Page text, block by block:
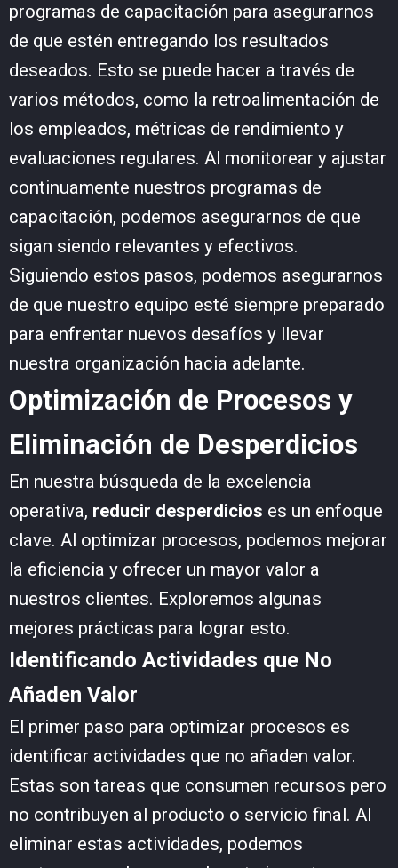
programas de capacitación para asegurarnos
de que estén entregando los resultados
deseados. Esto se puede hacer a través de
varios métodos, como la retroalimentación de
los empleados, métricas de rendimiento y
evaluaciones regulares. Al monitorear y ajustar
continuamente nuestros programas de
capacitación, podemos asegurarnos de que
sigan siendo relevantes y efectivos.
Siguiendo estos pasos, podemos asegurarnos
de que nuestro equipo esté siempre preparado
para enfrentar nuevos desafíos y llevar
nuestra organización hacia adelante.
Optimización de Procesos y
Eliminación de Desperdicios
En nuestra búsqueda de la excelencia
operativa, reducir desperdicios es un enfoque
clave. Al optimizar procesos, podemos mejorar
la eficiencia y ofrecer un mayor valor a
nuestros clientes. Exploremos algunas
mejores prácticas para lograr esto.
Identificando Actividades que No
Añaden Valor
El primer paso para optimizar procesos es
identificar actividades que no añaden valor.
Estas son tareas que consumen recursos pero
no contribuyen al producto o servicio final. Al
eliminar estas actividades, podemos